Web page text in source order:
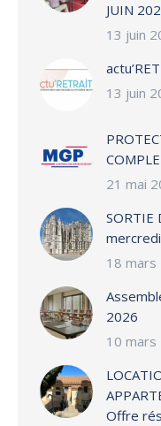
JUIN
13 juin
13 juin
21 mai
SORTIE
18 mars
2026
10 mars
Offre